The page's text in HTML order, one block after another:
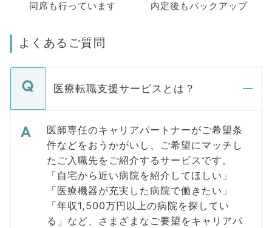
同席も行っています
内定後もバックアップ
よくあるご質問
医療転職支援サービスとは？
医師専任のキャリアパートナーがご希望条
件などをおうかがいし、ご希望にマッチし
たご入職先をご紹介するサービスです。
「自宅から近い病院を紹介してほしい」
「医療機器が充実した病院で働きたい」
「年収1,500万円以上の病院を探してい
る」など、さまざまなご要望をキャリアパ